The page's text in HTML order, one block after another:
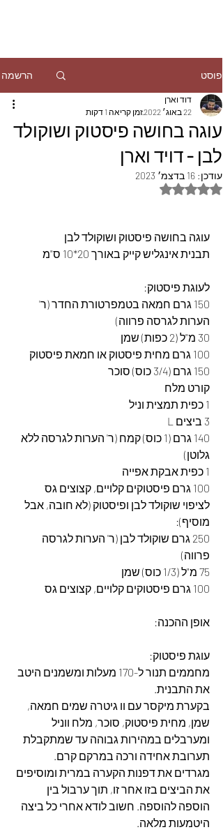
פוסט הרשמה
עוגה בחושה פיסטוק ושוקולד
לבן - דויד וארן
דוד וארן
22 באוג׳ 2022
זמן קריאה 1 דקות
עודכן: 16 בדצמ׳ 2023
דירוג של NaN מתוך 5 כוכבים
עוגה בחושה פיסטוק ושוקולד לבן
תבנית אינגליש קייק באורך 20*10 ס"מ
לעוגת פיסטוק:
150 גרם חמאה בטמפרטורת החדר (ר'
הערות לגרסה פרווה)
30 מ"ל (2 כפות) שמן
100 גרם מחית פיסטוק או חמאת פיסטוק
150 גרם (3/4 כוס) סוכר
קורט מלח
1 כפית תמצית וניל
3 ביצים L
140 גרם (1 כוס) קמח (ר' הערות לגרסה ללא
גלוטן)
1 כפית אבקת אפייה
100 גרם פיסטוקים קלויים, קצוצים גס
לציפוי שוקולד לבן ופיסטוק (לא חובה, אבל
מוסיף):
250 גרם שוקולד לבן (ר' הערות לגרסה
פרווה)
75 מ"ל (1/3 כוס) שמן
100 גרם פיסטוקים קלויים, קצוצים גס
אופן ההכנה:
עוגת פיסטוק:
מחממים תנור ל-170 מעלות ומשמנים היטב
את התבנית.
בקערת מיקסר עם וו גיטרה שמים חמאה,
שמן, מחית פיסטוק, סוכר, מלח ווניל
ומערבלים במהירות גבוהה עד שמתקבלת
תערובת אחידה ורכה במרקם קרם.
מגרדים את דפנות הקערה במרית ומוסיפים
את הביצים בזו אחר זו, תוך ערבול בין
הוספה להוספה. חשוב לודא אחרי כל ביצה
היטמעות מלאה.